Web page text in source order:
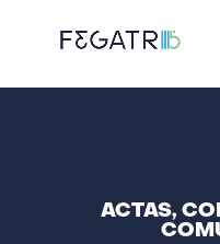
ACTAS,